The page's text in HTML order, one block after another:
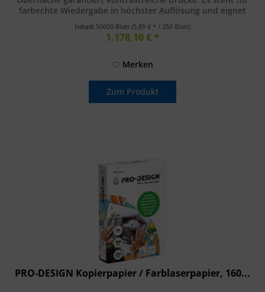
farbechte Wiedergabe in höchster Auflösung und eignet
Inhalt 50000 Blatt (5,89 € * / 250 Blatt)
1.178,10 € *
Merken
Zum Produkt
PRO-DESIGN Kopierpapier / Farblaserpapier, 160...